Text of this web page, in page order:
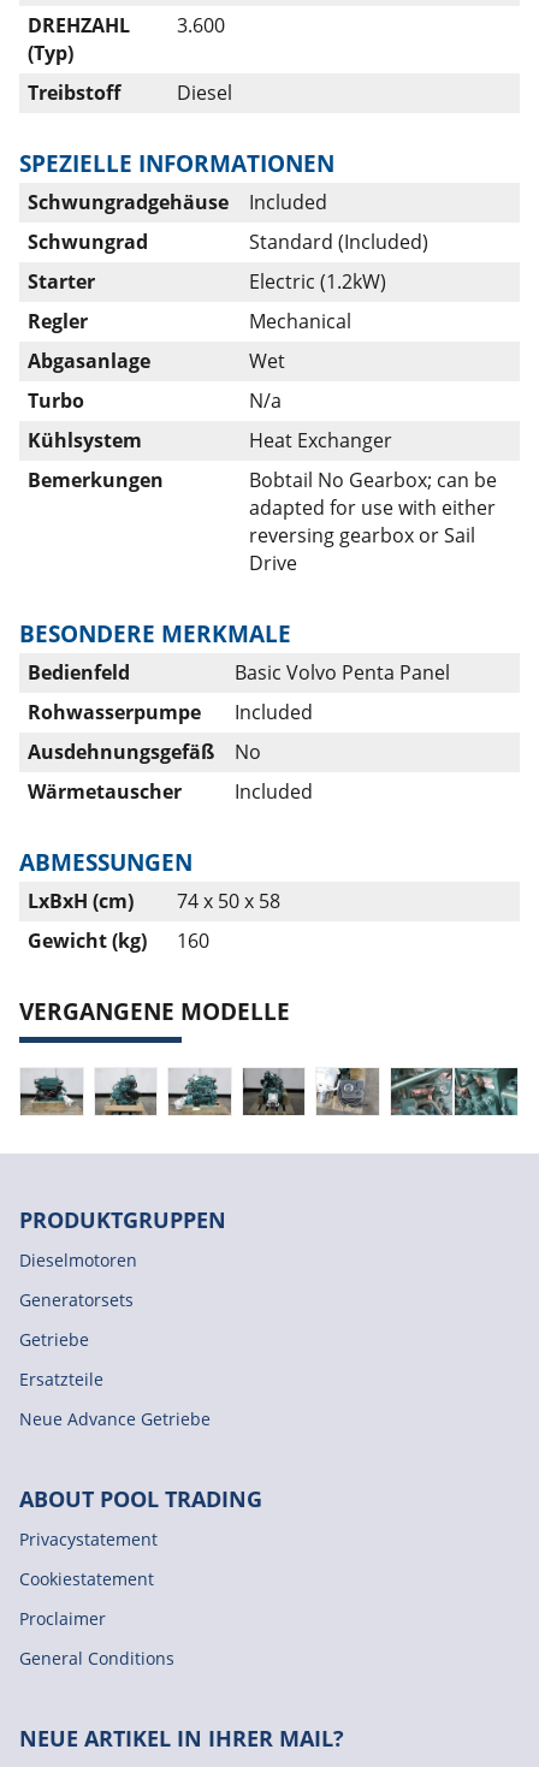
DREHZAHL
(Typ)
3.600
Treibstoff Diesel
SPEZIELLE INFORMATIONEN
Schwungradgehäuse
Included
Schwungrad
Standard (Included)
Starter
Electric (1.2kW)
Regler
Mechanical
Abgasanlage
Wet
Turbo
N/a
Kühlsystem
Heat Exchanger
Bemerkungen
Bobtail No Gearbox; can be
adapted for use with either
reversing gearbox or Sail
Drive
BESONDERE MERKMALE
Bedienfeld
Basic Volvo Penta Panel
Rohwasserpumpe
Included
Ausdehnungsgefäß
No
Wärmetauscher
Included
ABMESSUNGEN
LxBxH (cm)
74 x 50 x 58
Gewicht (kg)
160
VERGANGENE MODELLE
PRODUKTGRUPPEN
Dieselmotoren
Generatorsets
Getriebe
Ersatzteile
Neue Advance Getriebe
ABOUT POOL TRADING
Privacystatement
Cookiestatement
Proclaimer
General Conditions
NEUE ARTIKEL IN IHRER MAIL?